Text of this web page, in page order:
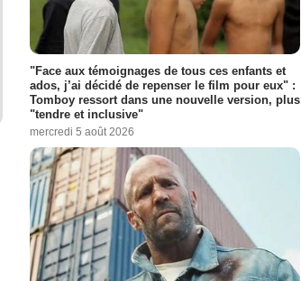
"Face aux témoignages de tous ces enfants et
ados, j’ai décidé de repenser le film pour eux" :
Tomboy ressort dans une nouvelle version, plus
"tendre et inclusive"
mercredi 5 août 2026